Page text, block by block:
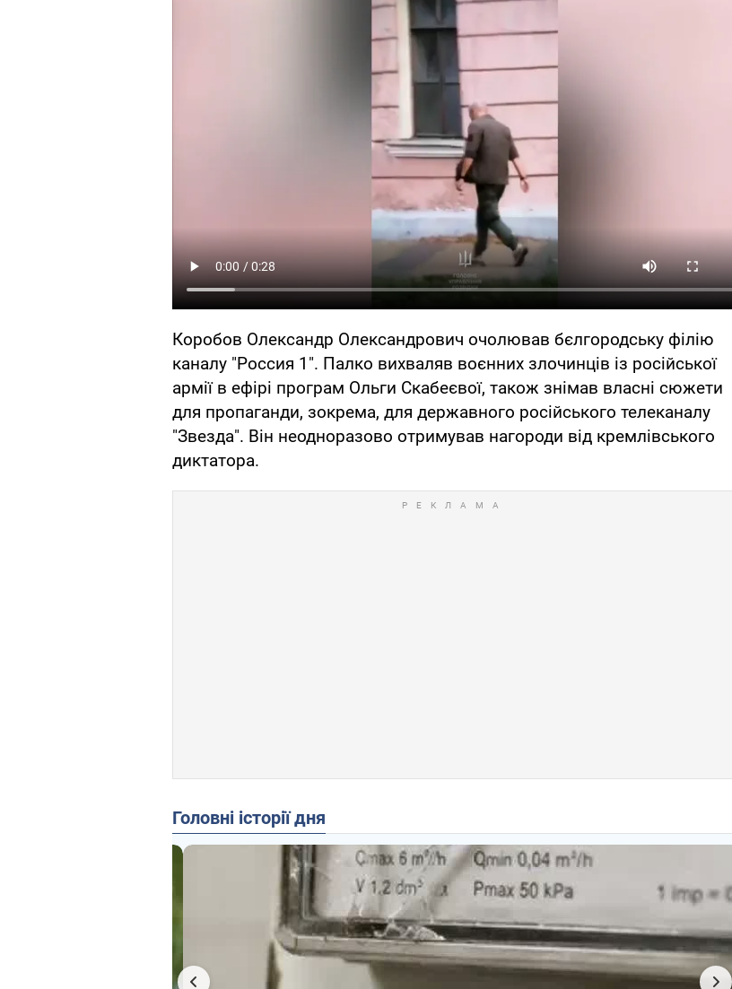
Коробов Олександр Олександрович очолював бєлгородську філію
каналу "Россия 1". Палко вихваляв воєнних злочинців із російської
армії в ефірі програм Ольги Скабеєвої, також знімав власні сюжети
для пропаганди, зокрема, для державного російського телеканалу
"Звезда". Він неодноразово отримував нагороди від кремлівського
диктатора.
Головні історії дня